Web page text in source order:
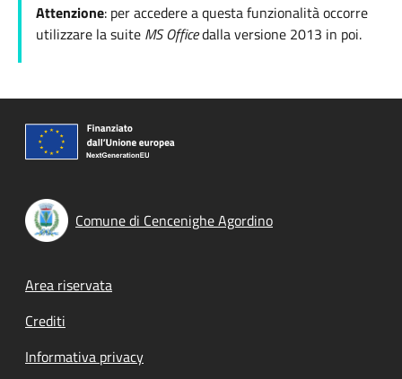
Attenzione: per accedere a questa funzionalità occorre
utilizzare la suite MS Officedalla versione 2013 in poi.
Comune di Cencenighe Agordino
Footer menu
Area riservata
Crediti
Informativa privacy